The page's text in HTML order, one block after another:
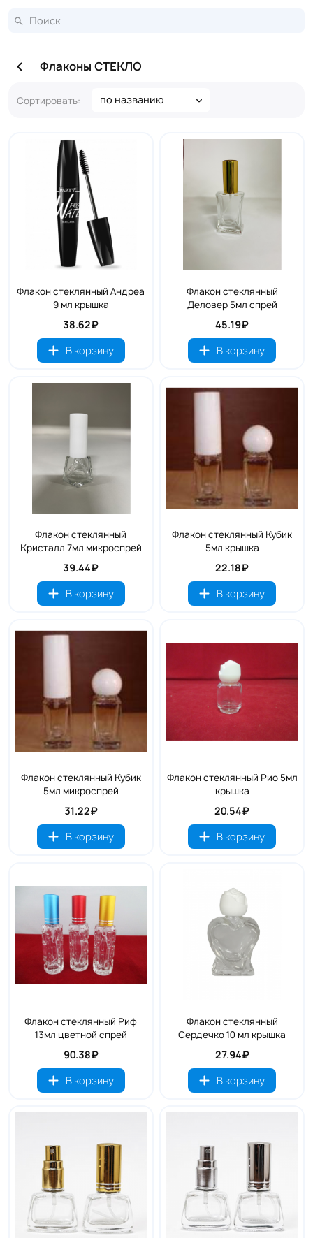
Флаконы СТЕКЛО
Сортировать: по названию
Флакон стеклянный Андреа
9 мл крышка
38.62₽
В корзину
Флакон стеклянный
Деловер 5мл спрей
45.19₽
В корзину
Флакон стеклянный
Кристалл 7мл микроспрей
39.44₽
В корзину
Флакон стеклянный Кубик
5мл крышка
22.18₽
В корзину
Флакон стеклянный Кубик
5мл микроспрей
31.22₽
В корзину
Флакон стеклянный Рио 5мл
крышка
20.54₽
В корзину
Флакон стеклянный Риф
13мл цветной спрей
90.38₽
В корзину
Флакон стеклянный
Сердечко 10 мл крышка
27.94₽
В корзину